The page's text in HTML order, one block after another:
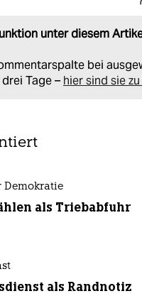
unter diesem
bei
Tage – hier sind sie
Demokratie
als Triebabfuhr
als Randnotiz